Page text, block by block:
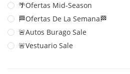
🌴Ofertas Mid-Season
🏁Ofertas De La Semana🏁
🚨Autos Burago Sale
🚨Vestuario Sale